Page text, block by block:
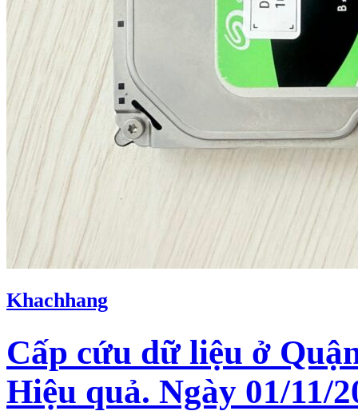
Khachhang
Cấp cứu dữ liệu ở
Hiệu quả. Ngày 01/11/